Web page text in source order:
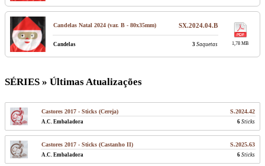
Candelas Natal 2024 (var. B - 80x35mm) SX.2024.04.B
1,78 MB
Candelas 3 Saquetas
SÉRIES » Últimas Atualizações
Castores 2017 - Sticks (Cereja) S.2024.42
A.C. Embaladora 6 Sticks
Castores 2017 - Sticks (Castanho II) S.2025.63
A.C. Embaladora 6 Sticks